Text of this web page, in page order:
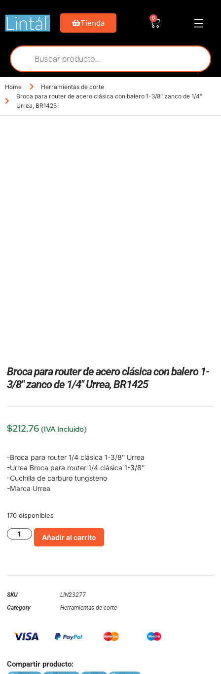
Tienda
0
Home
Herramientas de corte
Broca para router de acero clásica con balero 1-3/8″ zanco de 1/4″
Urrea, BR1425
Broca para router de acero clásica con balero 1-
3/8″ zanco de 1/4″ Urrea, BR1425
$212.76 (IVA Incluido)
-Broca para router 1/4 clásica 1-3/8″ Urrea
-Urrea Broca para router 1/4 clásica 1-3/8″
-Cuchilla de carburo tungsteno
-Marca Urrea
170 disponibles
Añadir al carrito
SKU
LIN23277
Category
Herramientas de corte
Compartir producto: